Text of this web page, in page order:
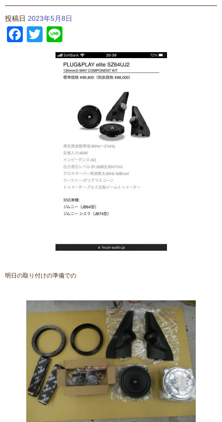
投稿日 2023年5月8日
Facebook
Twitter
明日の取り付けの準備での